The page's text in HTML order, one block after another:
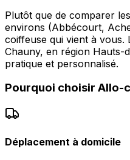
Plutôt que de comparer
environs (Abbécourt,
coiffeuse qui vient à vous.
Chauny, en région
pratique et personnalisé.
Pourquoi choisir Allo-
Déplacement à domicile